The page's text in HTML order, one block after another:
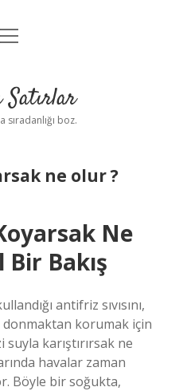
Uyarı
menüyü
Satırlar
sıradanlığı boz.
ne olur ?
Ne
Bakış
antifriz sıvısını,
korumak için
karıştırırsak ne
havalar zaman
Böyle bir soğukta,